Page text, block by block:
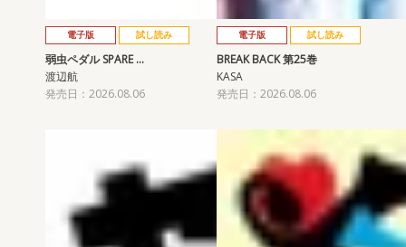
電子版 試し読み
弱虫ペダル SPARE …
渡辺航
発売日：2026.08.06
電子版 試し読み
BREAK BACK 第25巻
KASA
発売日：2026.08.06